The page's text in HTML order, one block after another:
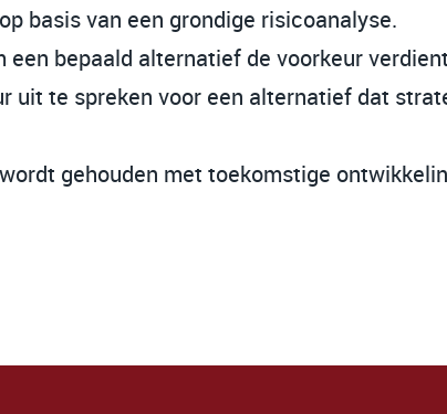
basis van een grondige risicoanalyse.
bepaald alternatief de voorkeur
uit te spreken voor een alternatief dat
gehouden met toekomstige